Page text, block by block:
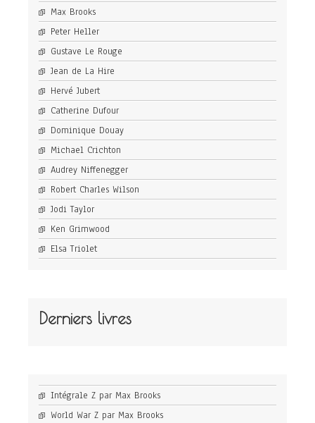
Max Brooks
Peter Heller
Gustave Le Rouge
Jean de La Hire
Hervé Jubert
Catherine Dufour
Dominique Douay
Michael Crichton
Audrey Niffenegger
Robert Charles Wilson
Jodi Taylor
Ken Grimwood
Elsa Triolet
Derniers livres
Intégrale Z par Max Brooks
World War Z par Max Brooks